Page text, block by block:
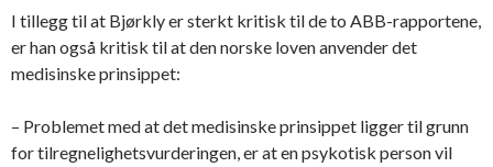
I tillegg til at Bjørkly er sterkt kritisk til de to ABB-rapportene,
er han også kritisk til at den norske loven anvender det
medisinske prinsippet:
– Problemet med at det medisinske prinsippet ligger til grunn
for tilregnelighetsvurderingen, er at en psykotisk person vil